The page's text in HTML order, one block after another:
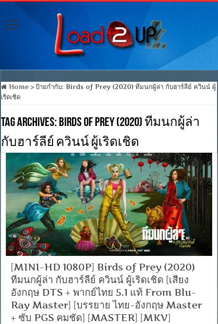
Home > ป้ายกำกับ:Birds of Prey (2020) ทีมนกผู้ล่า กับฮาร์ลีย์ ควินน์ ผู้
เริดเชิด
Tag Archives: Birds of Prey (2020) ทีมนกผู้ล่า
กับฮาร์ลีย์ ควินน์ ผู้เริดเชิด
[MINI-HD 1080P] Birds of Prey (2020)
ทีมนกผู้ล่า กับฮาร์ลีย์ ควินน์ ผู้เริดเชิด [เสียง
อังกฤษ DTS + พากย์ไทย 5.1 แท้ From Blu-
Ray Master] [บรรยาย ไทย-อังกฤษ Master
+ ซับ PGS คมชัด] [MASTER] [MKV]